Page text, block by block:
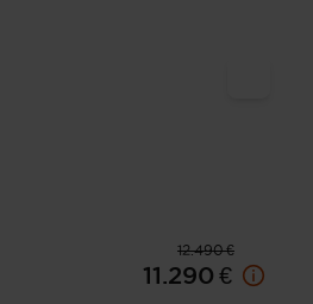
12.490 €
11.290 €